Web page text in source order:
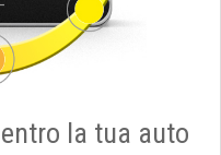
la tua auto